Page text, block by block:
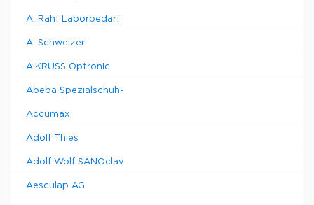
A. Rahf Laborbedarf
A. Schweizer
A.KRÜSS Optronic
Abeba Spezialschuh-
Accumax
Adolf Thies
Adolf Wolf SANOclav
Aesculap AG